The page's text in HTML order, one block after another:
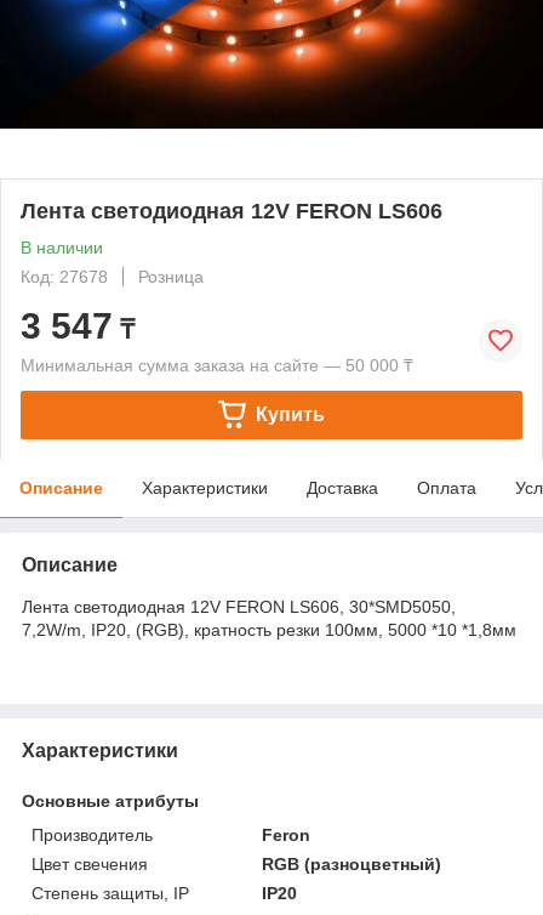
Лента светодиодная 12V FERON LS606
В наличии
Код: 27678
Розница
3 547 ₸
Минимальная сумма заказа на сайте — 50 000 ₸
Купить
Описание Характеристики Доставка Оплата
Описание
Лента светодиодная 12V FERON LS606, 30*SMD5050,
7,2W/m, IP20, (RGB), кратность резки 100мм, 5000 *10 *1,8мм
Характеристики
Основные атрибуты
Производитель
Feron
Цвет свечения
RGB (разноцветный)
Степень защиты, IP
IP20